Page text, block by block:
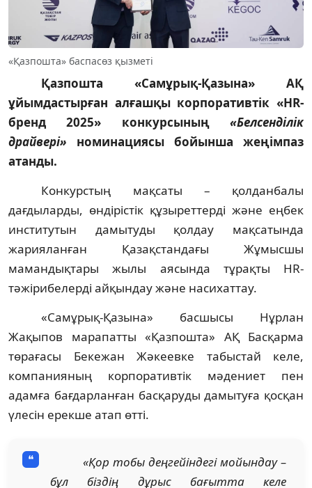
«Қазпошта» баспасөз қызметі
Қазпошта «Самұрық-Қазына» АҚ
ұйымдастырған алғашқы корпоративтік «HR-
бренд 2025» конкурсының «Белсенділік
драйвері» номинациясы бойынша жеңімпаз
атанды.
Конкурстың мақсаты – қолданбалы
дағдыларды, өндірістік құзыреттерді және еңбек
институтын дамытуды қолдау мақсатында
жарияланған Қазақстандағы Жұмысшы
мамандықтары жылы аясында тұрақты HR-
тәжірибелерді айқындау және насихаттау.
«Самұрық-Қазына» басшысы Нұрлан
Жақыпов марапатты «Қазпошта» АҚ Басқарма
төрағасы Бекежан Жәкеевке табыстай келе,
компанияның корпоративтік мәдениет пен
адамға бағдарланған басқаруды дамытуға қосқан
үлесін ерекше атап өтті.
«Қор тобы деңгейіндегі мойындау –
бұл біздің дұрыс бағытта келе